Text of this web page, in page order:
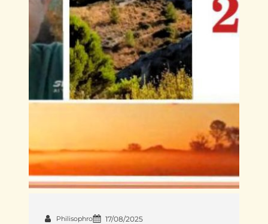
Philisophro 17/08/2025